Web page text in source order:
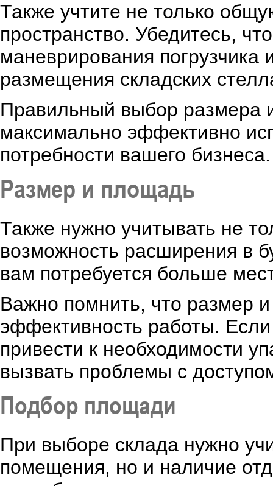
Также учтите не только
пространство. Убедитесь,
маневрирования погрузчика
размещения складских
Правильный выбор размера
максимально эффективно
потребности вашего бизнеса.
Размер и площадь
Также нужно учитывать не
возможность расширения в
вам потребуется больше
Важно помнить, что размер
эффективность работы.
привести к необходимости
вызвать проблемы с
Подбор площади
При выборе склада нужно
помещения, но и наличие